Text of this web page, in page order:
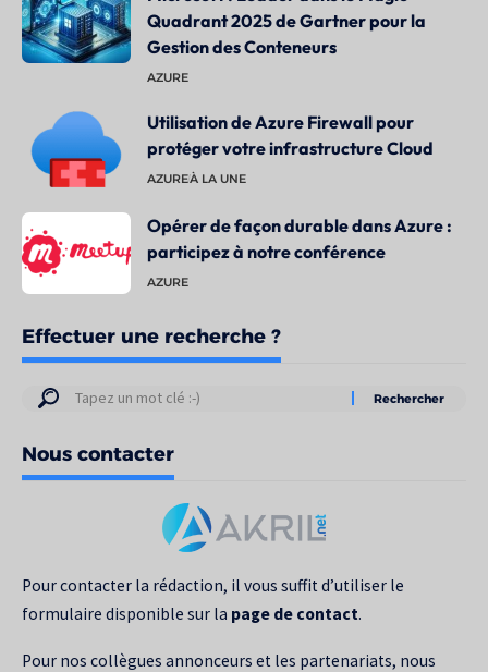
Quadrant 2025 de Gartner pour la
Gestion des Conteneurs
AZURE
Utilisation de Azure Firewall pour
protéger votre infrastructure Cloud
AZUREÀ LA UNE
Opérer de façon durable dans Azure :
participez à notre conférence
AZURE
Effectuer une recherche ?
Résultats
votre
recherche
Nous contacter
Pour contacter la rédaction, il vous suffit d’utiliser le
formulaire disponible sur la page de contact.
Pour nos collègues annonceurs et les partenariats, nous